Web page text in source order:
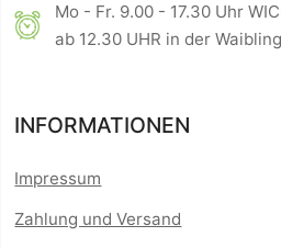
Mo - Fr. 9.00 - 17.30 Uhr
ab 12.30 UHR in der
INFORMATIONEN
Impressum
Zahlung und Versand